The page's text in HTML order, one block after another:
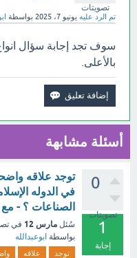
تصويتات
تم الرد عليه يونيو 7، 2025 بواسطة
سوف تجد إجابة سؤال
بالأعلى.
أسئلة مشابهة
0
تصويتات
1
إجابة
توجد علاقه
في الدوله
الصناعات ؟ -
سُئل مارس 12 في
بواسطة ابوعبدالله
توجد علاقه